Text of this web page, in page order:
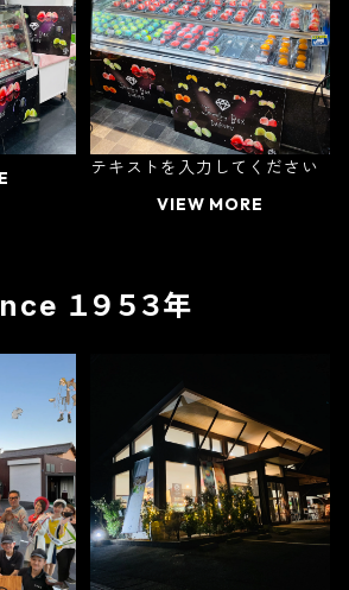
テキストを入力してください
VIEW MORE
１９５３年